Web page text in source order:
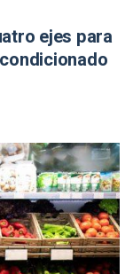
ejes para